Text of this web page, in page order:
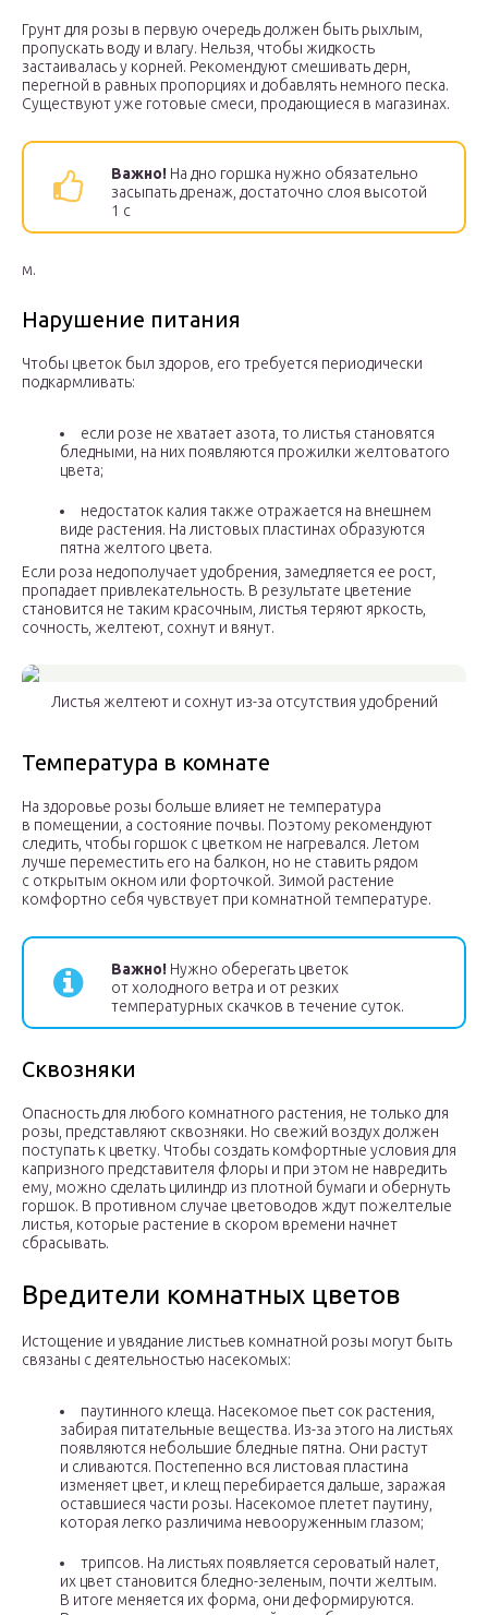
Грунт для розы в первую очередь должен быть рыхлым,
пропускать воду и влагу. Нельзя, чтобы жидкость
застаивалась у корней. Рекомендуют смешивать дерн,
перегной в равных пропорциях и добавлять немного песка.
Существуют уже готовые смеси, продающиеся в магазинах.
Важно! На дно горшка нужно обязательно
засыпать дренаж, достаточно слоя высотой
1 с
м.
Нарушение питания
Чтобы цветок был здоров, его требуется периодически
подкармливать:
если розе не хватает азота, то листья становятся
бледными, на них появляются прожилки желтоватого
цвета;
недостаток калия также отражается на внешнем
виде растения. На листовых пластинах образуются
пятна желтого цвета.
Если роза недополучает удобрения, замедляется ее рост,
пропадает привлекательность. В результате цветение
становится не таким красочным, листья теряют яркость,
сочность, желтеют, сохнут и вянут.
Листья желтеют и сохнут из-за отсутствия удобрений
Температура в комнате
На здоровье розы больше влияет не температура
в помещении, а состояние почвы. Поэтому рекомендуют
следить, чтобы горшок с цветком не нагревался. Летом
лучше переместить его на балкон, но не ставить рядом
с открытым окном или форточкой. Зимой растение
комфортно себя чувствует при комнатной температуре.
Важно! Нужно оберегать цветок
от холодного ветра и от резких
температурных скачков в течение суток.
Сквозняки
Опасность для любого комнатного растения, не только для
розы, представляют сквозняки. Но свежий воздух должен
поступать к цветку. Чтобы создать комфортные условия для
капризного представителя флоры и при этом не навредить
ему, можно сделать цилиндр из плотной бумаги и обернуть
горшок. В противном случае цветоводов ждут пожелтелые
листья, которые растение в скором времени начнет
сбрасывать.
Вредители комнатных цветов
Истощение и увядание листьев комнатной розы могут быть
связаны с деятельностью насекомых:
паутинного клеща. Насекомое пьет сок растения,
забирая питательные вещества. Из-за этого на листьях
появляются небольшие бледные пятна. Они растут
и сливаются. Постепенно вся листовая пластина
изменяет цвет, и клещ перебирается дальше, заражая
оставшиеся части розы. Насекомое плетет паутину,
которая легко различима невооруженным глазом;
трипсов. На листьях появляется сероватый налет,
их цвет становится бледно-зеленым, почти желтым.
В итоге меняется их форма, они деформируются.